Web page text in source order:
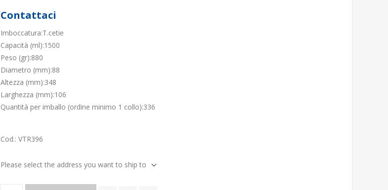
Contattaci
Imboccatura:T.cetie
Capacità (ml):1500
Peso (gr):880
Diametro (mm):88
Altezza (mm):348
Larghezza (mm):106
Quantità per imballo (ordine minimo 1 collo):336
Cod.: VTR396
Please select the address you want to ship to